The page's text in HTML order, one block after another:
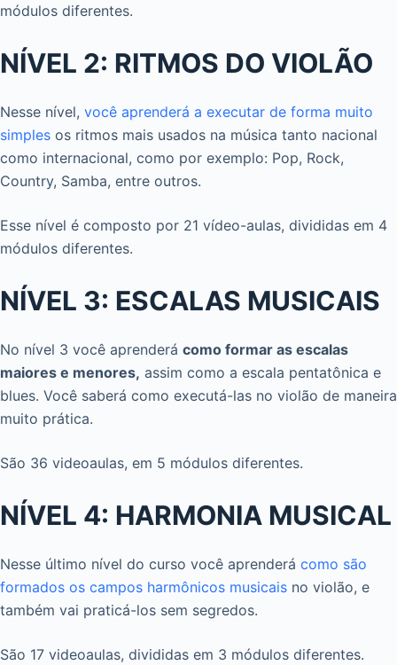
módulos diferentes.
NÍVEL 2: RITMOS DO VIOLÃO
Nesse nível, você aprenderá a executar de forma muito
simples os ritmos mais usados na música tanto nacional
como internacional, como por exemplo: Pop, Rock,
Country, Samba, entre outros.
Esse nível é composto por 21 vídeo-aulas, divididas em 4
módulos diferentes.
NÍVEL 3: ESCALAS MUSICAIS
No nível 3 você aprenderá como formar as escalas
maiores e menores, assim como a escala pentatônica e
blues. Você saberá como executá-las no violão de maneira
muito prática.
São 36 videoaulas, em 5 módulos diferentes.
NÍVEL 4: HARMONIA MUSICAL
Nesse último nível do curso você aprenderá como são
formados os campos harmônicos musicais no violão, e
também vai praticá-los sem segredos.
São 17 videoaulas, divididas em 3 módulos diferentes.